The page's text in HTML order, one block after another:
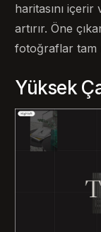
haritasını
artırır. Öne
fotoğraflar tam
Yüksek